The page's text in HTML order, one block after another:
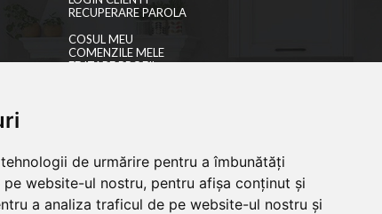
de urmărire pentru a îmbunătăți
website-ul nostru, pentru afișa conținut și
a analiza traficul de pe website-ul nostru și
RECUPERARE PAROLA
COSUL MEU
COMENZILE MELE
EDITARE PROFIL